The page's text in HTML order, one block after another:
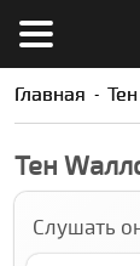
Главная
Тен
Слушать